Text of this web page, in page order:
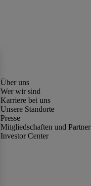
Wer wir sind
Karriere bei uns
Unsere Standorte
Presse
Mitgliedschaften und Partner
Investor Center